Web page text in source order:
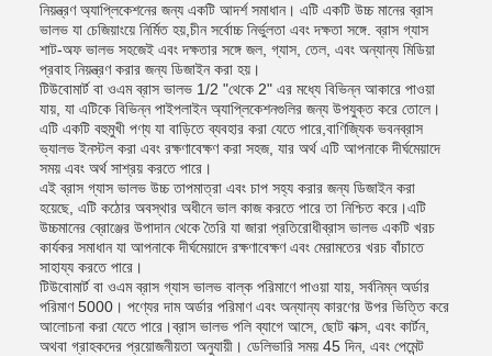
নিয়ন্ত্রণ অ্যাপ্লিকেশনের জন্য একটি আদর্শ সমাধান। এটি একটি উচ্চ মানের ব্রাস
ভালভ যা চেজিয়াংয়ে নির্মিত হয়,চীন সর্বোচ্চ নির্ভুলতা এবং দক্ষতা সঙ্গে. ব্রাস গ্যাস
শাট-অফ ভালভ সহজেই এবং দক্ষতার সঙ্গে জল, গ্যাস, তেল, এবং অন্যান্য মিডিয়া
প্রবাহ নিয়ন্ত্রণ করার জন্য ডিজাইন করা হয়।
টিউবোমার্ট বা ওএম ব্রাস ভালভ 1/2 "থেকে 2" এর মধ্যে বিভিন্ন আকারে পাওয়া
যায়, যা এটিকে বিভিন্ন পাইপলাইন অ্যাপ্লিকেশনগুলির জন্য উপযুক্ত করে তোলে।
এটি একটি বহুমুখী পণ্য যা বাড়িতে ব্যবহার করা যেতে পারে,বাণিজ্যিক ভবনব্রাস
ভ্যালভ ইনস্টল করা এবং রক্ষণাবেক্ষণ করা সহজ, যার অর্থ এটি আপনাকে দীর্ঘমেয়াদে
সময় এবং অর্থ সাশ্রয় করতে পারে।
এই ব্রাস গ্যাস ভালভ উচ্চ তাপমাত্রা এবং চাপ সহ্য করার জন্য ডিজাইন করা
হয়েছে, এটি কঠোর অবস্থার অধীনে ভাল কাজ করতে পারে তা নিশ্চিত করে।এটি
উচ্চমানের ব্রোঞ্জের উপাদান থেকে তৈরি যা জারা প্রতিরোধীব্রাস ভালভ একটি খরচ
কার্যকর সমাধান যা আপনাকে দীর্ঘমেয়াদে রক্ষণাবেক্ষণ এবং মেরামতের খরচ বাঁচাতে
সাহায্য করতে পারে।
টিউবোমার্ট বা ওএম ব্রাস গ্যাস ভালভ বাল্ক পরিমাণে পাওয়া যায়, সর্বনিম্ন অর্ডার
পরিমাণ 5000। পণ্যের দাম অর্ডার পরিমাণ এবং অন্যান্য কারণের উপর ভিত্তি করে
আলোচনা করা যেতে পারে।ব্রাস ভালভ পলি ব্যাগে আসে, ছোট বাক্স, এবং কার্টন,
অথবা গ্রাহকদের প্রয়োজনীয়তা অনুযায়ী। ডেলিভারি সময় 45 দিন, এবং পেমেন্ট